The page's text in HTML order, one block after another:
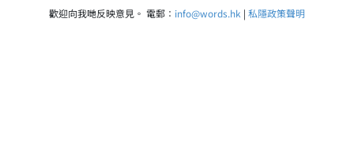
歡迎向我哋反映意見。 電郵： info@words.hk | 私隱政策聲明